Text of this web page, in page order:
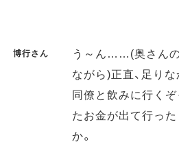
博行さん
う～ん……(奥さん
ながら)正直、足り
同僚と飲みに行くぞ
たお金が出て行っ
か。